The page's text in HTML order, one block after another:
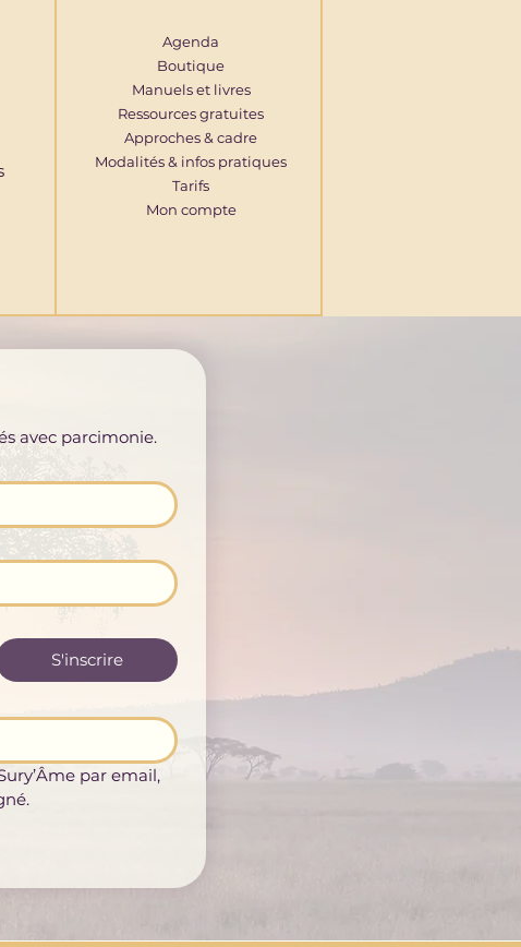
Agenda
Boutique
Manuels et livres
Ressources gratuites
Approches & cadre
Modalités & infos pratiques
Tarifs
Mon compte
avec parcimonie.
S'inscrire
par email,